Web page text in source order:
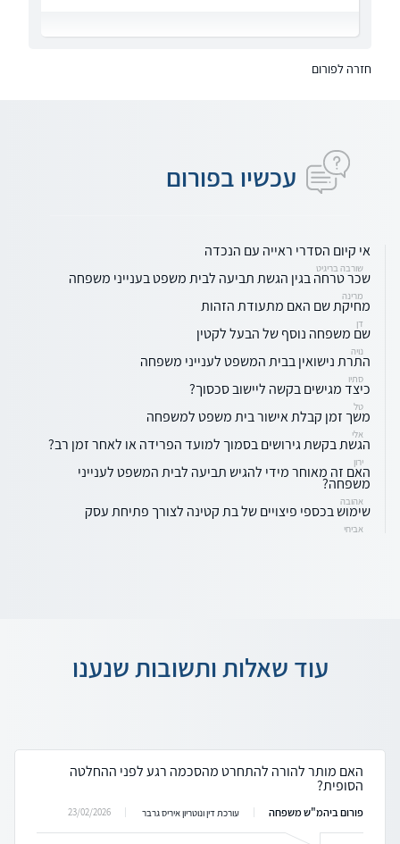
חזרה לפורום
עכשיו בפורום
אי קיום הסדרי ראייה עם הנכדה
שורבה בריגיט
שכר טרחה בגין הגשת תביעה לבית משפט בענייני משפחה
מרינה
מחיקת שם האם מתעודת הזהות
דן
שם משפחה נוסף של הבעל לקטין
נויה
התרת נישואין בבית המשפט לענייני משפחה
סתיו
כיצד מגישים בקשה ליישוב סכסוך?
טל
משך זמן קבלת אישור בית משפט למשפחה
אלי
הגשת בקשת גירושים בסמוך למועד הפרידה או לאחר זמן רב?
ירון
האם זה מאוחר מידי להגיש תביעה לבית המשפט לענייני
משפחה?
אהובה
שימוש בכספי פיצויים של בת קטינה לצורך פתיחת עסק
אביחי
עוד שאלות ותשובות שנענו
האם מותר להורה להתחרט מהסכמה רגע לפני ההחלטה
הסופית?
פורום ביהמ"ש משפחה עורכת דין ונוטריון איריס גרבר 23/02/2026